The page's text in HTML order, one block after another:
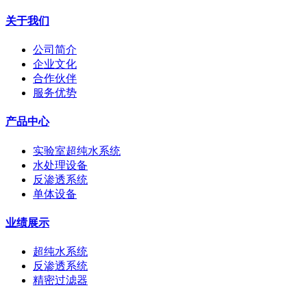
关于我们
公司简介
企业文化
合作伙伴
服务优势
产品中心
实验室超纯水系统
水处理设备
反渗透系统
单体设备
业绩展示
超纯水系统
反渗透系统
精密过滤器